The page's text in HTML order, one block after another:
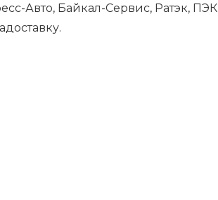
Авто, Байкал-Сервис, Ратэк, ПЭК